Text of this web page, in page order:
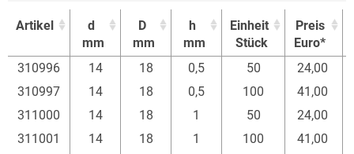
Artikel
d
mm
D
mm
h
mm
Einheit
Stück
Preis
Euro*
Artikel
d
D
h
Einheit
Preis
310996 14 18 0,5 50
24,00
310997
14 18 0,5 100
41,00
311000
14 18 1 50
24,00
311001
14 18 1 100
41,00